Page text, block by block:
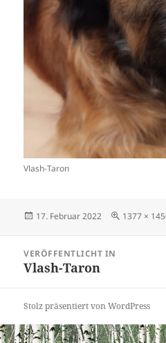
Vlash-Taron
Veröffentlicht
17. Februar 2022 1377 ×
VERÖFFENTLICHT IN
Vlash-Taron
Stolz präsentiert von WordPress